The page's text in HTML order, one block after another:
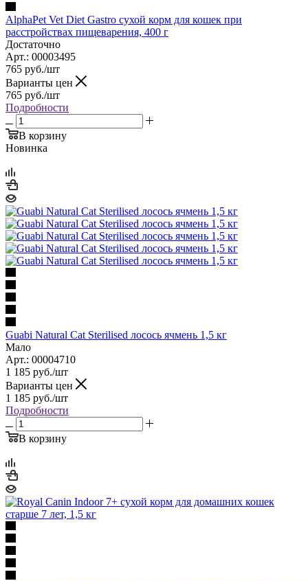
AlphaPet Vet Diet Gastro сухой корм для кошек при
расстройствах пищеварения, 400 г
Достаточно
Арт.: 00003495
765 руб./шт
Варианты цен
765 руб./шт
Подробности
В корзину
Новинка
Guabi Natural Cat Sterilised лосось ячмень 1,5 кг
Мало
Арт.: 00004710
1 185 руб./шт
Варианты цен
1 185 руб./шт
Подробности
В корзину